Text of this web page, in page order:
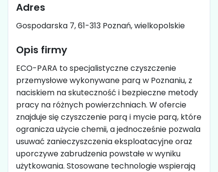
Adres
Gospodarska 7, 61-313 Poznań, wielkopolskie
Opis firmy
ECO-PARA to specjalistyczne czyszczenie
przemysłowe wykonywane parą w Poznaniu, z
naciskiem na skuteczność i bezpieczne metody
pracy na różnych powierzchniach. W ofercie
znajduje się czyszczenie parą i mycie parą, które
ogranicza użycie chemii, a jednocześnie pozwala
usuwać zanieczyszczenia eksploatacyjne oraz
uporczywe zabrudzenia powstałe w wyniku
użytkowania. Stosowane technologie wspierają